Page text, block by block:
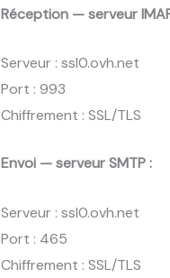
Réception — serveur
Serveur : ssl0.ovh.net
Port : 993
Chiffrement : SSL/TLS
Envoi — serveur SMTP :
Serveur : ssl0.ovh.net
Port : 465
Chiffrement : SSL/TLS